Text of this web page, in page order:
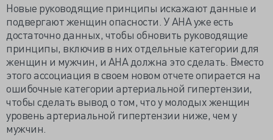
Новые руководящие принципы искажают данные и
подвергают женщин опасности. У AHA уже есть
достаточно данных, чтобы обновить руководящие
принципы, включив в них отдельные категории для
женщин и мужчин, и АНА должна это сделать. Вместо
этого ассоциация в своем новом отчете опирается на
ошибочные категории артериальной гипертензии,
чтобы сделать вывод о том, что у молодых женщин
уровень артериальной гипертензии ниже, чем у
мужчин.